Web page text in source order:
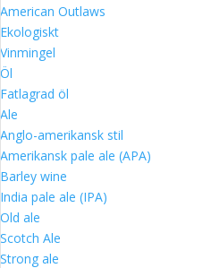
American Outlaws
Ekologiskt
Vinmingel
Öl
Fatlagrad öl
Ale
Anglo-amerikansk stil
Amerikansk pale ale (APA)
Barley wine
India pale ale (IPA)
Old ale
Scotch Ale
Strong ale